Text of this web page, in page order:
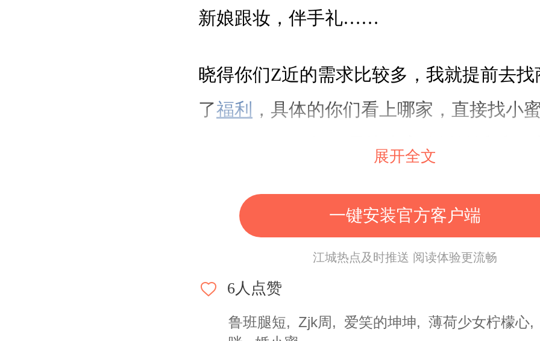
新娘跟妆，伴手礼……
晓得你们Z近的需求比较多，我就提前去找
了福利 ，具体的你们看上哪家，直接找小
unxiaomi520，记得是找小蜜聊天转派后，
酒店/婚纱照/跟妆/钻戒/伴手礼…2019年结婚
婚嫁一条龙服务，全在这（上）
展开全文
一键安装官方客户端
江城热点及时推送 阅读体验更流畅
6人点赞
鲁班腿短 Zjk周 爱笑的坤坤 薄荷少女柠檬心